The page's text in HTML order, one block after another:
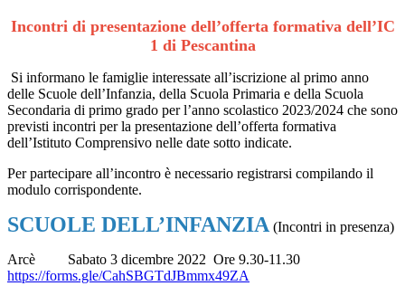
Incontri di presentazione dell’offerta formativa dell’IC
1 di Pescantina
Si informano le famiglie interessate all’iscrizione al primo anno
delle Scuole dell’Infanzia, della Scuola Primaria e della Scuola
Secondaria di primo grado per l’anno scolastico 2023/2024 che sono
previsti incontri per la presentazione dell’offerta formativa
dell’Istituto Comprensivo nelle date sotto indicate.
Per partecipare all’incontro è necessario registrarsi compilando il
modulo corrispondente.
SCUOLE DELL’INFANZIA (Incontri in presenza)
Arcè Sabato 3 dicembre 2022 Ore 9.30-11.30
https://forms.gle/CahSBGTdJBmmx49ZA